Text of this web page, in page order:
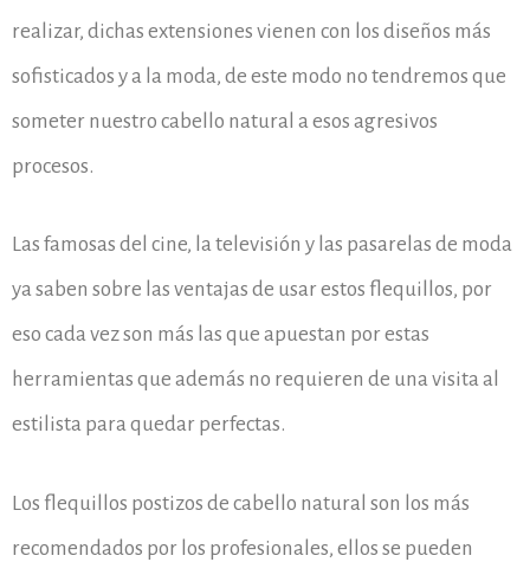
realizar, dichas extensiones vienen con los diseños más
sofisticados y a la moda, de este modo no tendremos que
someter nuestro cabello natural a esos agresivos
procesos.
Las famosas del cine, la televisión y las pasarelas de moda
ya saben sobre las ventajas de usar estos flequillos, por
eso cada vez son más las que apuestan por estas
herramientas que además no requieren de una visita al
estilista para quedar perfectas.
Los flequillos postizos de cabello natural son los más
recomendados por los profesionales, ellos se pueden